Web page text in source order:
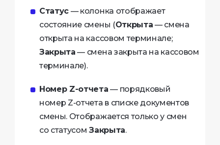
Статус — колонка отображает
состояние смены (Открыта — смена
открыта на кассовом терминале;
Закрыта — смена закрыта на кассовом
терминале).
Номер Z-отчета — порядковый
номер Z-отчета в списке документов
смены. Отображается только у смен
со статусомЗакрыта.